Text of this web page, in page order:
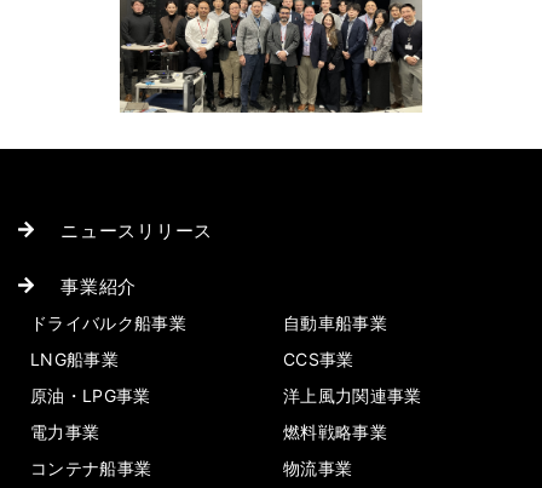
ニュースリリース
事業紹介
ドライバルク船事業
自動車船事業
LNG船事業
CCS事業
原油・LPG事業
洋上風力関連事業
電力事業
燃料戦略事業
コンテナ船事業
物流事業